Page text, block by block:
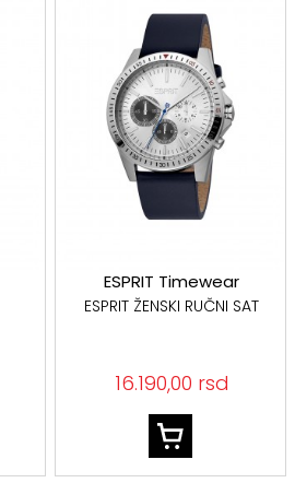
ESPRIT Timewear
ESPRIT ŽENSKI RUČNI SAT
16.190,00 rsd